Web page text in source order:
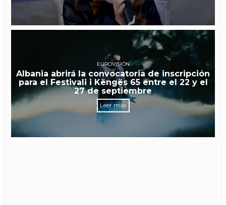
EUROVISIÓN
Albania abrirá la convocatoria de inscripción
para el Festivali i Këngës 65 entre el 22 y el
27 de septiembre
Leer más